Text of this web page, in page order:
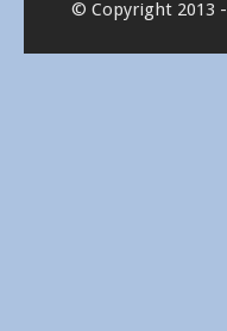
© Copyright 2013 -